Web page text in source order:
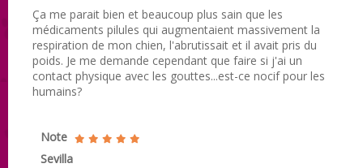
Ça me parait bien et beaucoup plus sain que les
médicaments pilules qui augmentaient massivement la
respiration de mon chien, l'abrutissait et il avait pris du
poids. Je me demande cependant que faire si j'ai un
contact physique avec les gouttes...est-ce nocif pour les
humains?
Note
Sevilla